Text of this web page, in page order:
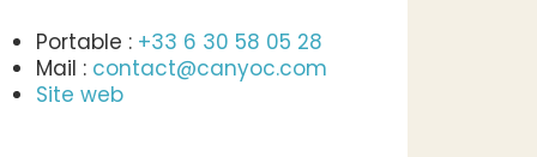
Portable : +33 6 30 58 05 28
Mail : contact@canyoc.com
Site web